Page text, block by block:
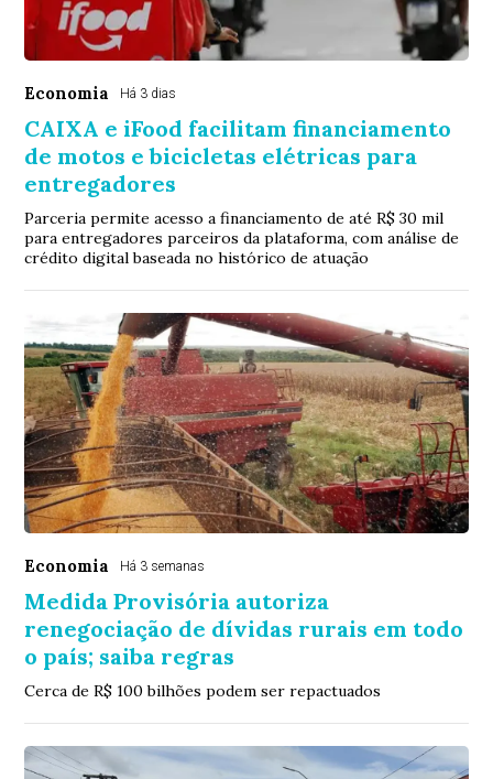
Economia Há 3 dias
CAIXA e iFood facilitam financiamento
de motos e bicicletas elétricas para
entregadores
Parceria permite acesso a financiamento de até R$ 30 mil
para entregadores parceiros da plataforma, com análise de
crédito digital baseada no histórico de atuação
Economia Há 3 semanas
Medida Provisória autoriza
renegociação de dívidas rurais em todo
o país; saiba regras
Cerca de R$ 100 bilhões podem ser repactuados